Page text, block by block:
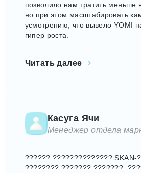
позволило нам тратить
но при этом масштабировать
усмотрению, что вывело YOMI
гипер роста.
Читать далее
Касуга Ячи
Менеджер отдела
?????? ?????????????? SKAN-
???????? ??????? ???????.